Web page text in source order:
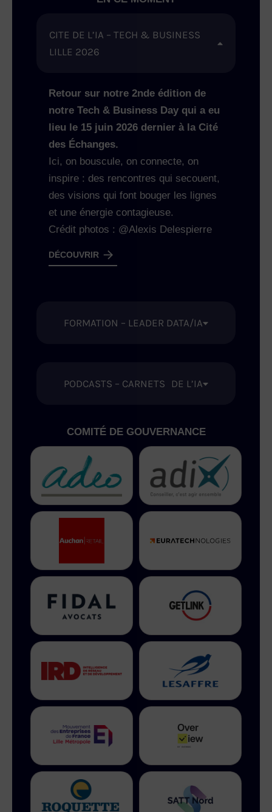
CITE DE L’IA – TECH & BUSINESS
LILLE 2026
Retour sur notre 2nde édition de
notre Tech & Business Day qui a eu
lieu le 15 juin 2026 dernier à la Cité
des Échanges.
Ici, on bouscule, on connecte, on
inspire : des rencontres qui secouent,
des visions qui font bouger les lignes
et une énergie contagieuse.
Crédit photos : @Alexis Delespierre
DÉCOUVRIR
FORMATION – LEADER DATA/IA
PODCASTS – CARNETS DE L’IA
COMITÉ DE GOUVERNANCE